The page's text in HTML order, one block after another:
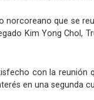
norcoreano que se
Kim Yong
con la
en una segunda